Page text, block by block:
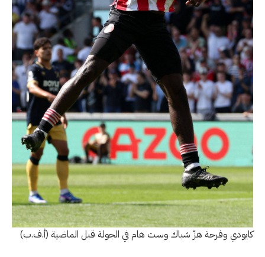
كايودي وفرحة هزّ شباك وست هام في الجولة قبل الماضية (أ.ف.ب)